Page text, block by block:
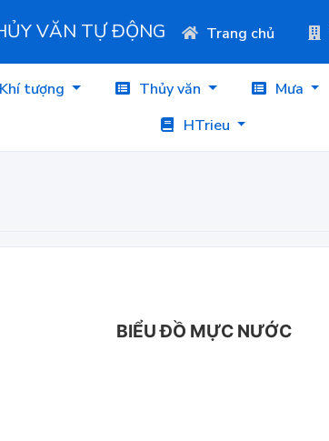
VĂN TỰ ĐỘNG Trang chủ
Khí tượng Thủy văn Mưa
HTrieu
BIỂU ĐỒ MỰC NƯỚC